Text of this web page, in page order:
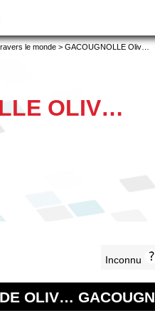
le monde > GACOUGNOLLE Oliv…
OLIV…
Inconnu
OLIV…